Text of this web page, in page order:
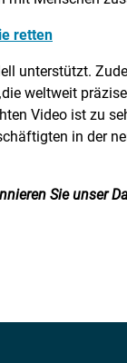
retten
unterstützt.
weltweit
Video ist zu
in der
Sie unser